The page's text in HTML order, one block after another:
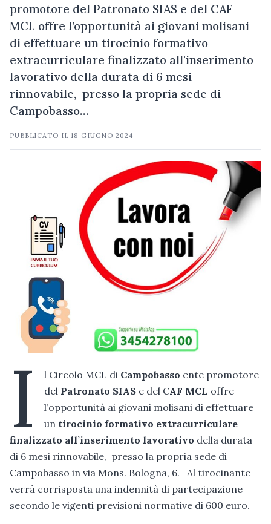
promotore del Patronato SIAS e del CAF
MCL offre l’opportunità ai giovani molisani
di effettuare un tirocinio formativo
extracurriculare finalizzato all'inserimento
lavorativo della durata di 6 mesi
rinnovabile, presso la propria sede di
Campobasso…
PUBBLICATO IL18 GIUGNO 2024
I l Circolo MCL di Campobasso ente promotore
del Patronato SIAS e del CAF MCL offre
l’opportunità ai giovani molisani di effettuare
un tirocinio formativo extracurriculare
finalizzato all’inserimento lavorativo della durata
di 6 mesi rinnovabile, presso la propria sede di
Campobasso in via Mons. Bologna, 6. Al tirocinante
verrà corrisposta una indennità di partecipazione
secondo le vigenti previsioni normative di 600 euro.